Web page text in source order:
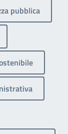
pubblica